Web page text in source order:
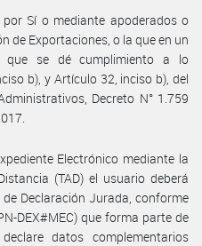
Sí o mediante apoderados o
de Exportaciones, o la que en un
que se dé cumplimiento a lo
b), y Artículo 32, inciso b), del
Decreto N° 1.759
Electrónico mediante la
(TAD) el usuario deberá
Declaración Jurada, conforme
DEX#MEC) que forma parte de
datos complementarios